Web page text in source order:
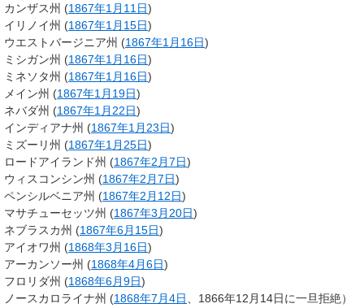
カンザス州 (1867年1月11日)
イリノイ州 (1867年1月15日)
ウエストバージニア州 (1867年1月16日)
ミシガン州 (1867年1月16日)
ミネソタ州 (1867年1月16日)
メイン州 (1867年1月19日)
ネバダ州 (1867年1月22日)
インディアナ州 (1867年1月23日)
ミズーリ州 (1867年1月25日)
ロードアイランド州 (1867年2月7日)
ウィスコンシン州 (1867年2月7日)
ペンシルベニア州 (1867年2月12日)
マサチューセッツ州 (1867年3月20日)
ネブラスカ州 (1867年6月15日)
アイオワ州 (1868年3月16日)
アーカンソー州 (1868年4月6日)
フロリダ州 (1868年6月9日)
ノースカロライナ州 (1868年7月4日
、1866年12月14日に一旦拒絶）